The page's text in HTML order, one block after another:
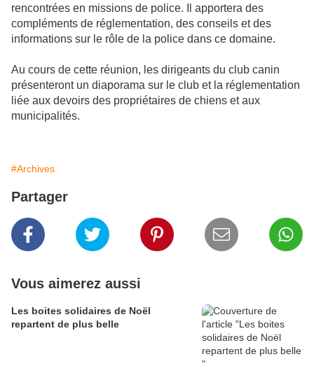
rencontrées en missions de police. Il apportera des
compléments de réglementation, des conseils et des
informations sur le rôle de la police dans ce domaine.
Au cours de cette réunion, les dirigeants du club canin
présenteront un diaporama sur le club et la réglementation
liée aux devoirs des propriétaires de chiens et aux
municipalités.
#Archives
Partager
Vous aimerez aussi
Les boites solidaires de Noël
repartent de plus belle